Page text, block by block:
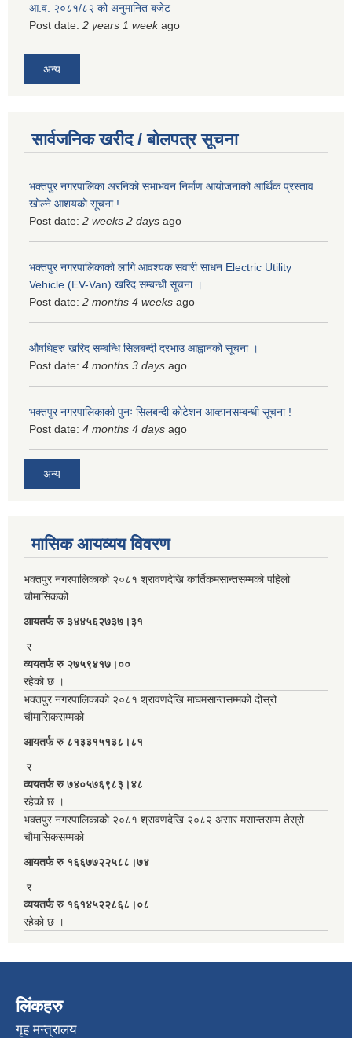
आ.व. २०८१/८२ को अनुमानित बजेट
Post date: 2 years 1 weekago
अन्य
सार्वजनिक खरीद / बोलपत्र सूचना
भक्तपुर नगरपालिका अरनिको सभाभवन निर्माण आयोजनाको आर्थिक प्रस्ताव
खोल्ने आशयको सूचना !
Post date: 2 weeks 2 days ago
भक्तपुर नगरपालिकाकाे लागि आवश्यक सवारी साधन Electric Utility
Vehicle (EV-Van) खरिद सम्बन्धी सूचना ।
Post date: 2 months 4 weeks ago
औषधिहरु खरिद सम्बन्धि सिलबन्दी दरभाउ आह्वानको सूचना ।
Post date: 4 months 3 days ago
भक्तपुर नगरपालिकाको पुनः सिलबन्दी कोटेशन आव्हानसम्बन्धी सूचना !
Post date: 4 months 4 days ago
अन्य
मासिक आयव्यय विवरण
भक्तपुर नगरपालिकाको २०८१ श्रावणदेखि कार्तिकमसान्तसम्मको पहिलो
चौमासिकको
आयतर्फ रु‌ ३४४५६२७३७।३१
र
व्ययतर्फ रु २७५९४१७।००
रहेको छ ।
भक्तपुर नगरपालिकाको २०८१ श्रावणदेखि माघमसान्तसम्मको दोस्रो
चौमासिकसम्मको
आयतर्फ रु‌ ८१३३१५१३८।८१
र
व्ययतर्फ रु ७४०५७६९८३।४८
रहेको छ ।
भक्तपुर नगरपालिकाको २०८१ श्रावणदेखि २०८२ असार मसान्तसम्म तेस्रो
चौमासिकसम्मको
आयतर्फ रु‌ १६६७७२२५८८।७४
र
व्ययतर्फ रु १६१४५२२८६८।०८
रहेको छ ।
लिंकहरु
गृह मन्त्रालय